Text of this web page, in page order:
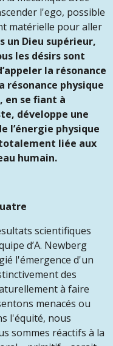
l'ego, possible
matérielle pour aller
un Dieu supérieur,
les désirs sont
la résonance
physique
en se fiant à
développe une
l’énergie physique
liée aux
humain.
scientifiques
d’A. Newberg
l'émergence d'un
des
à faire
menacés ou
l'équité, nous
sommes réactifs à la